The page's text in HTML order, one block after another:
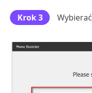
Krok 3 Wybierać